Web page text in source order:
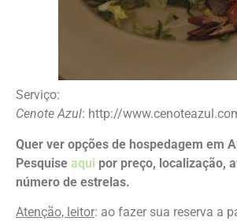
Serviço:
Cenote Azul: http://
Quer ver opções de hospedagem em
Pesquise aqui por preço, localização,
número de estrelas.
Atenção, leitor: ao fazer sua reserva a